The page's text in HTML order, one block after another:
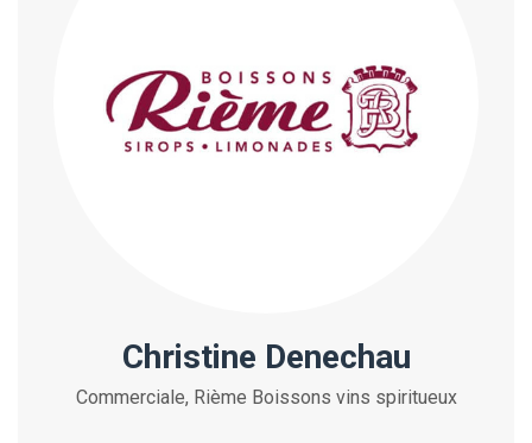
Christine Denechau
Commerciale, Rième Boissons vins spiritueux